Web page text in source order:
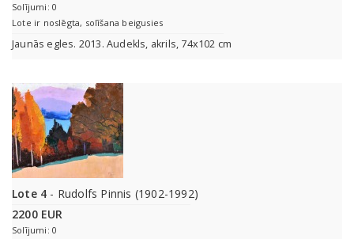
Solījumi: 0
Lote ir noslēgta, solīšana beigusies
Jaunās egles. 2013. Audekls, akrils, 74x102 cm
Lote 4 - Rudolfs Pinnis (1902-1992)
2200 EUR
Solījumi: 0